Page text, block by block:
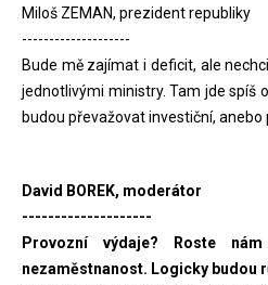
Miloš ZEMAN, prezident republiky
--------------------
Bude mě zajímat i deficit, ale
jednotlivými ministry. Tam jde spíš
budou převažovat investiční, anebo
David BOREK, moderátor
--------------------
Provozní výdaje? Roste
nezaměstnanost. Logicky budou